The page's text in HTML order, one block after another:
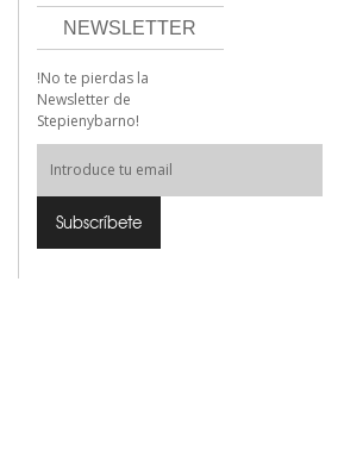
NEWSLETTER
!No te pierdas la
Newsletter de
Stepienybarno!